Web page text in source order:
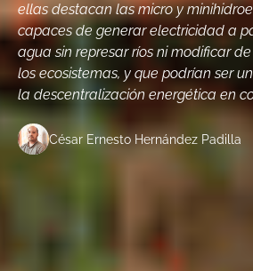
ellas destacan las micro y
capaces de generar electricidad a
agua sin represar ríos ni modificar
los ecosistemas, y que podrían ser
la descentralización energética en
César Ernesto Hernández Padilla